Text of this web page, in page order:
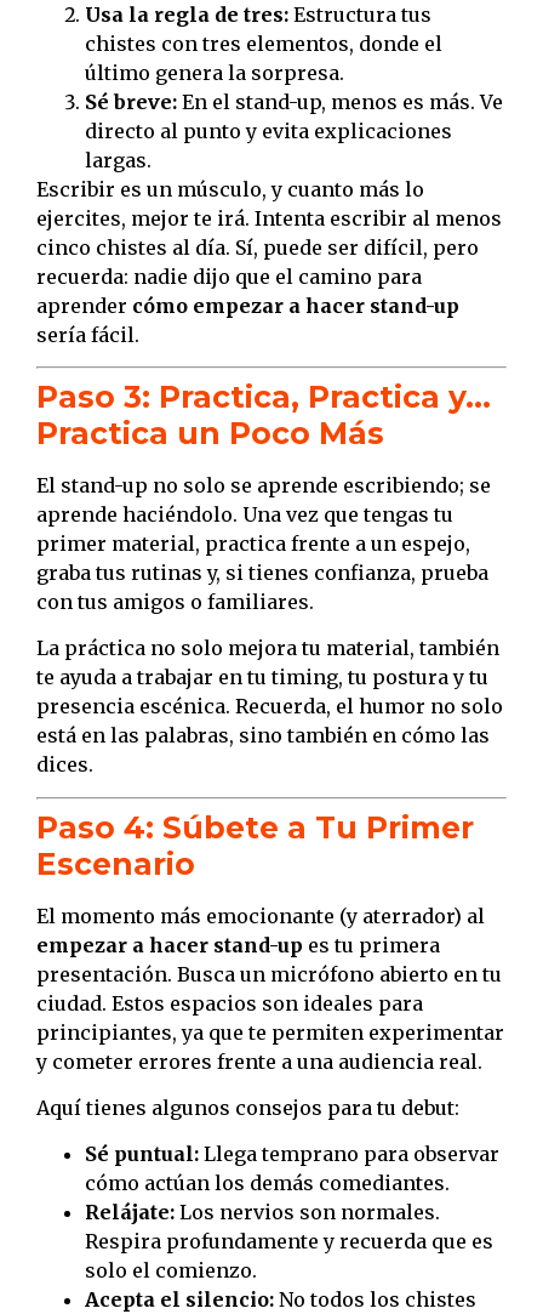
Usa la regla de tres: Estructura tus
chistes con tres elementos, donde el
último genera la sorpresa.
Sé breve: En el stand-up, menos es más. Ve
directo al punto y evita explicaciones
largas.
Escribir es un músculo, y cuanto más lo
ejercites, mejor te irá. Intenta escribir al menos
cinco chistes al día. Sí, puede ser difícil, pero
recuerda: nadie dijo que el camino para
aprender cómo empezar a hacer stand-up
sería fácil.
Paso 3: Practica, Practica y…
Practica un Poco Más
El stand-up no solo se aprende escribiendo; se
aprende haciéndolo. Una vez que tengas tu
primer material, practica frente a un espejo,
graba tus rutinas y, si tienes confianza, prueba
con tus amigos o familiares.
La práctica no solo mejora tu material, también
te ayuda a trabajar en tu timing, tu postura y tu
presencia escénica. Recuerda, el humor no solo
está en las palabras, sino también en cómo las
dices.
Paso 4: Súbete a Tu Primer
Escenario
El momento más emocionante (y aterrador) al
empezar a hacer stand-up es tu primera
presentación. Busca un micrófono abierto en tu
ciudad. Estos espacios son ideales para
principiantes, ya que te permiten experimentar
y cometer errores frente a una audiencia real.
Aquí tienes algunos consejos para tu debut:
Sé puntual: Llega temprano para observar
cómo actúan los demás comediantes.
Relájate: Los nervios son normales.
Respira profundamente y recuerda que es
solo el comienzo.
Acepta el silencio: No todos los chistes